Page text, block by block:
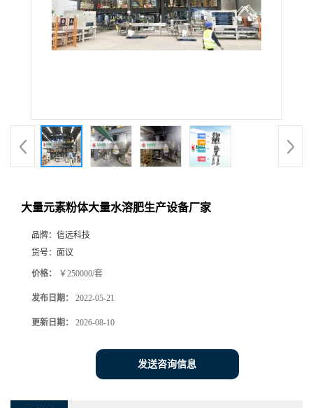
大量元素粉体大量水溶肥生产设备厂家
品牌： 信远科技
货号： 面议
价格： ￥250000/套
发布日期： 2022-05-21
更新日期： 2026-08-10
发送咨询信息